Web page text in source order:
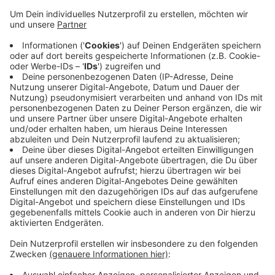
Anzeige
Unter anderem wird die Kreisverwaltung wegen der
jährlichen Personalversammlung nur eingeschränkt
erreichbar sein. Dadurch schließen die Führerschein-
und Zulassungsstelle am Donnerstag (19.10.) früher: In
Langenfeld um 11:30 Uhr, in Mettmann um 12:00 Uhr.
Auch in Monheim gibt es Einschränkungen: Hier bleibt
das Bürgerbüro am Donnerstag geschlossen. Es findet
eine interne Veranstaltung für die Beschäftigten statt,
heißt es aus dem Rathaus.
Anzeige